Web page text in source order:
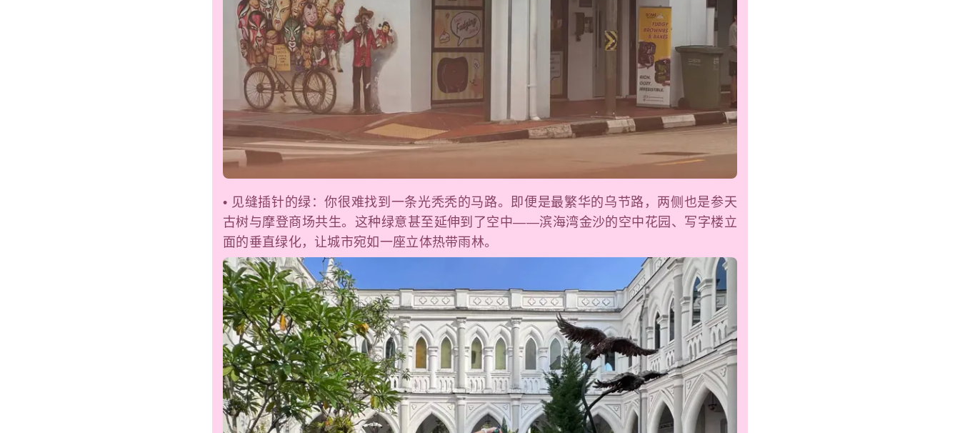
• 见缝插针的绿：你很难找到一条光秃秃的马路。即便是最繁华的乌节路，两侧也是参天
古树与摩登商场共生。这种绿意甚至延伸到了空中——滨海湾金沙的空中花园、写字楼立
面的垂直绿化，让城市宛如一座立体热带雨林。